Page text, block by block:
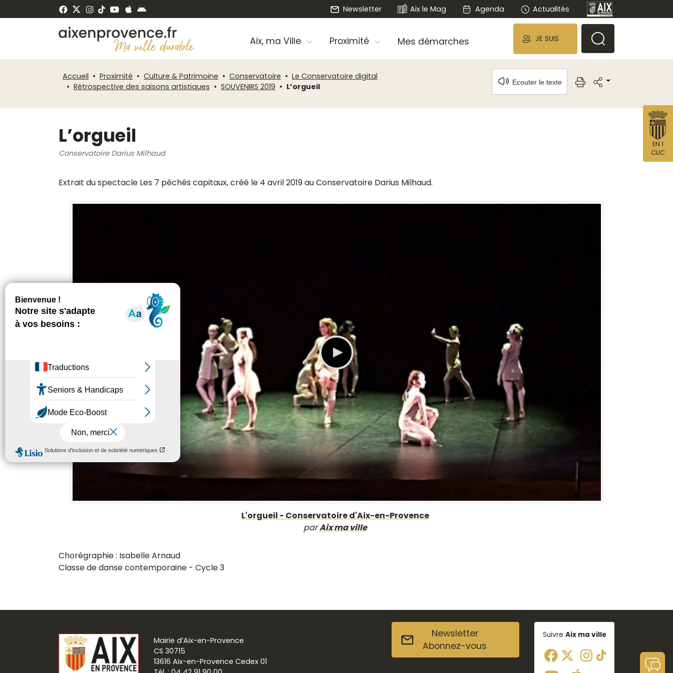
Newsletter Aix le Mag Agenda Actualités
Aix, ma Ville Proximité Mes démarches JE SUIS
Accueil Proximité Culture & Patrimoine Conservatoire
Le Conservatoire digital
Rétrospective des saisons artistiques
SOUVENIRS 2019 L’orgueil Ecouter le texte
L’orgueil
Conservatoire Darius Milhaud
Extrait du spectacle Les 7 pêchés capitaux, créé le 4 avril 2019 au Conservatoire Darius Milhaud.
L'orgueil - Conservatoire d'Aix-en-Provence
parAix ma ville
Chorégraphie : Isabelle Arnaud
Classe de danse contemporaine - Cycle 3
Mairie d’Aix-en-Provence
CS 30715
13616 Aix-en-Provence Cedex 01
Newsletter
Abonnez-vous
Suivre Aix ma ville
EN 1
CLIC
de
Panneau de gestion des cookies